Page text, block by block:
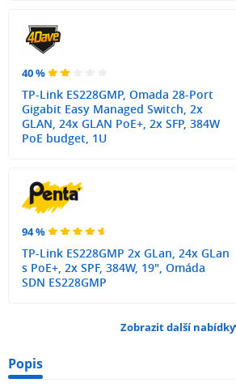
40 %
TP-Link ES228GMP, Omada 28-Port
Gigabit Easy Managed Switch, 2x
GLAN, 24x GLAN PoE+, 2x SFP, 384W
PoE budget, 1U
94 %
TP-Link ES228GMP 2x GLan, 24x GLan
s PoE+, 2x SPF, 384W, 19", Omáda
SDN ES228GMP
Zobrazit další nabídky
Popis